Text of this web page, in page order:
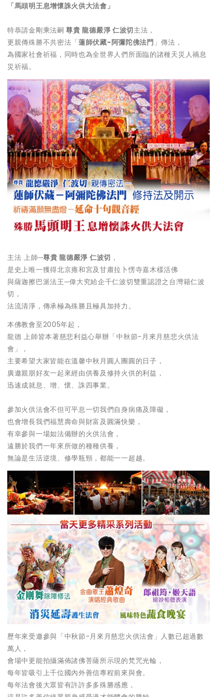
「馬頭明王息增懷誅火供大法會」
特恭請金剛乘法嗣 尊貴 龍德嚴淨 仁波切主法，
更親傳殊勝不共密法「蓮師伏藏-阿彌陀佛法門 」傳法，
為國家社會祈福，同時也為全世界人們所面臨的諸種天災人禍息
災祈福。
主法 上師─尊貴 龍德嚴淨 仁波切 ，
是史上唯一獲得北京雍和宮及甘肅拉卜愣寺嘉木樣活佛
與薩迦擦巴派法王─偉大究給企千仁波切雙重認證之台灣籍仁波
切，
法流清淨，傳承極為殊勝且極具加持力。
本佛教會至2005年起，
龍德 上師皆本著慈悲利益心舉辦「中秋節-月來月慈悲火供法
會」，
主要希望大家皆能在溫馨中秋月圓人團圓的日子，
廣邀親朋好友一起來經由供養及修持火供的利益，
迅速成就息、增、懷、誅四事業。
參加火供法會不但可平息一切我們自身病痛及障礙，
也會增長我們福慧壽命與財富及圓滿快樂，
有幸參與一場如法備辦的火供法會，
遠勝於我們一年來所做的種種供養，
無論是生活逆境、修學瓶頸，都能一一超越。
歷年來受邀參與「中秋節-月來月慈悲火供法會」人數已超過數
萬人，
會場中更能拍攝滿佈諸佛菩薩所示現的梵咒光輪，
每年皆吸引上千位國內外善信專程前來與會。
每年法會後大眾皆有許許多多殊勝感應，